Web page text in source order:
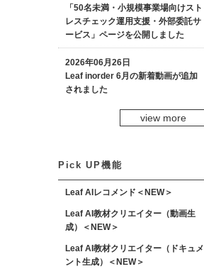
「50名未満・小規模事業場向けスト
レスチェック運用支援・外部委託サ
ービス」ページを公開しました
2026年06月26日
Leaf inorder 6月の新着動画が追加
されました
view more
Pick UP機能
Leaf AIレコメンド＜NEW＞
Leaf AI教材クリエイター（動画生
成）＜NEW＞
Leaf AI教材クリエイター（ドキュメ
ント生成）＜NEW＞